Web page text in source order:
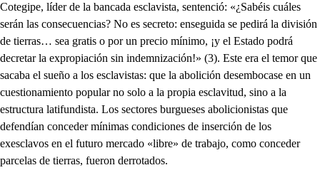
Cotegipe, líder de la bancada esclavista, sentenció: «¿Sabéis cuáles
serán las consecuencias? No es secreto: enseguida se pedirá la división
de tierras… sea gratis o por un precio mínimo, ¡y el Estado podrá
decretar la expropiación sin indemnización!» (3). Este era el temor que
sacaba el sueño a los esclavistas: que la abolición desembocase en un
cuestionamiento popular no solo a la propia esclavitud, sino a la
estructura latifundista. Los sectores burgueses abolicionistas que
defendían conceder mínimas condiciones de inserción de los
exesclavos en el futuro mercado «libre» de trabajo, como conceder
parcelas de tierras, fueron derrotados.